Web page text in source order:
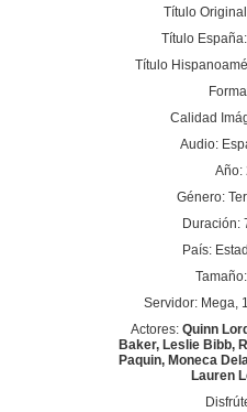
Título
Título España:
Título
Calidad
Audio:
Año:
Género:
Duración:
País:
Servidor: Mega,
Actores: Quinn
Baker, Leslie Bibb,
Paquin, Moneca
Lauren